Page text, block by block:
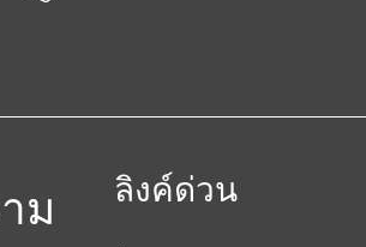
ม
ลิงค์ด่วน